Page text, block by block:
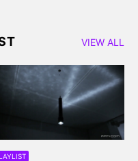
VIEW ALL